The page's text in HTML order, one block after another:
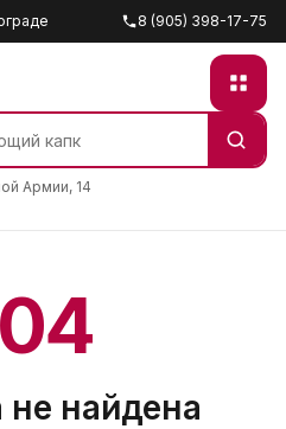
8 (905) 398-17-75
Армии, 14
найдена